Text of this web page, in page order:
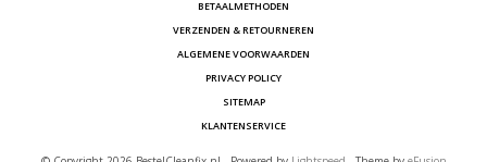
BETAALMETHODEN
VERZENDEN & RETOURNEREN
ALGEMENE VOORWAARDEN
PRIVACY POLICY
SITEMAP
KLANTENSERVICE